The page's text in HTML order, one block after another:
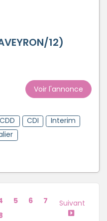
12)
Voir l'annonce
CDD CDI
Interim
5 6
7
Suivant